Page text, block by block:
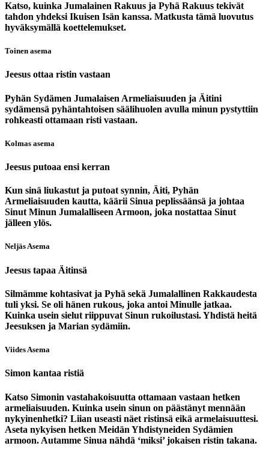
Katso, kuinka Jumalainen Rakuus ja Pyhä Rakuus tekivät
tahdon yhdeksi Ikuisen Isän kanssa. Matkusta tämä luovutus
hyväksymällä koettelemukset.
Toinen asema
Jeesus ottaa ristin vastaan
Pyhän Sydämen Jumalaisen Armeliaisuuden ja Äitini
sydämensä pyhäntahtoisen säälihuolen avulla minun pystyttiin
rohkeasti ottamaan risti vastaan.
Kolmas asema
Jeesus putoaa ensi kerran
Kun sinä liukastut ja putoat synnin, Äiti, Pyhän
Armeliaisuuden kautta, käärii Sinua peplissäänsä ja johtaa
Sinut Minun Jumalalliseen Armoon, joka nostattaa Sinut
jälleen ylös.
Neljäs Asema
Jeesus tapaa Äitinsä
Silmämme kohtasivat ja Pyhä sekä Jumalallinen Rakkaudesta
tuli yksi. Se oli hänen rukous, joka antoi Minulle jatkaa.
Kuinka usein sielut riippuvat Sinun rukoilustasi. Yhdistä heitä
Jeesuksen ja Marian sydämiin.
Viides Asema
Simon kantaa ristiä
Katso Simonin vastahakoisuutta ottamaan vastaan hetken
armeliaisuuden. Kuinka usein sinun on päästänyt mennään
nykyinenhetki? Liian useasti näet ristinsä eikä armelaisuuttesi.
Aseta nykyisen hetken Meidän Yhdistyneiden Sydämien
armoon. Autamme Sinua nähdä ‘miksi’ jokaisen ristin takana.